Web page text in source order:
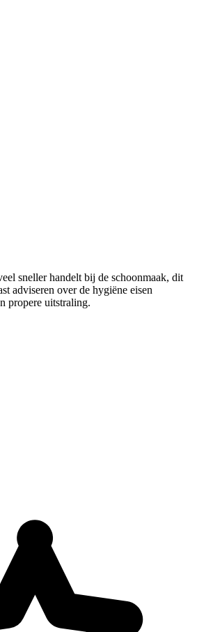
sneller handelt bij de schoonmaak, dit
adviseren over de hygiëne eisen
propere uitstraling.